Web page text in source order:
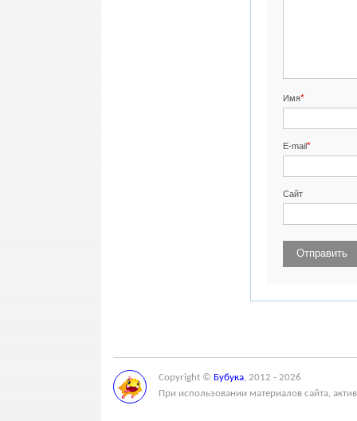
Имя*
E-mail*
Сайт
Copyright © Бубука, 2012 - 2026
При использовании материалов сайта,